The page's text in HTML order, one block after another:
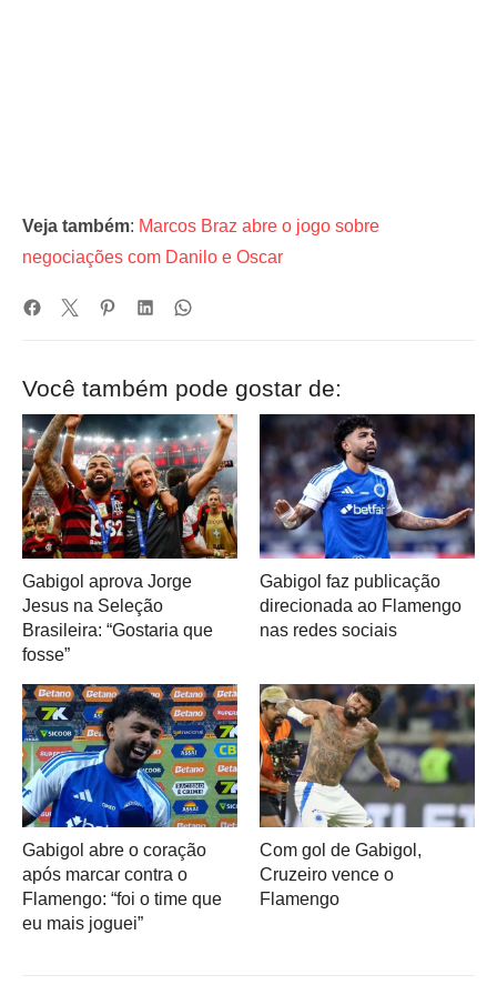
Veja também: Marcos Braz abre o jogo sobre
negociações com Danilo e Oscar
Você também pode gostar de:
Gabigol aprova Jorge
Jesus na Seleção
Brasileira: “Gostaria que
fosse”
Gabigol faz publicação
direcionada ao Flamengo
nas redes sociais
Gabigol abre o coração
após marcar contra o
Flamengo: “foi o time que
eu mais joguei”
Com gol de Gabigol,
Cruzeiro vence o
Flamengo